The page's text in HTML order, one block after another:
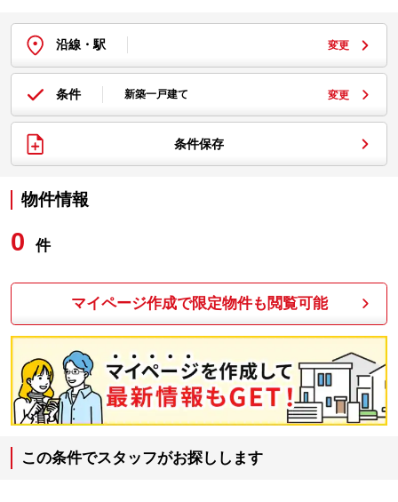
沿線・駅 変更
条件 新築一戸建て 変更
条件保存
物件情報
0 件
マイページ作成で限定物件も閲覧可能
この条件でスタッフがお探しします